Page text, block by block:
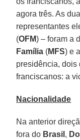
agora três. As
representantes
(OFM) – foram a
Família (MFS) e
presidência, dois
franciscanos: a
Nacionalidade
Na anterior
fora do Brasil ,